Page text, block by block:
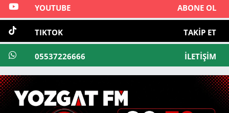
YOUTUBE ABONE OL
TIKTOK TAKIP ET
05537226666 İLETIŞIM